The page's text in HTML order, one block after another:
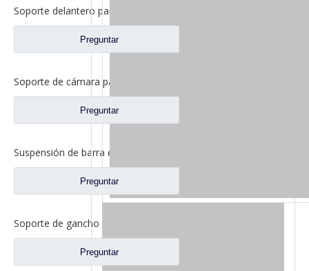
Preguntar
Preguntar
Preguntar
Preguntar